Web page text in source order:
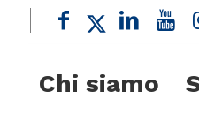
Chi siamo